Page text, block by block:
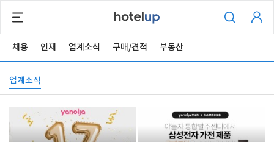
채용 인재 업계소식 구매/견적 부동산
업계소식